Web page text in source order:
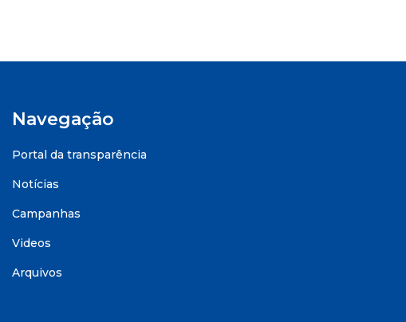
Navegação
Portal da transparência
Notícias
Campanhas
Videos
Arquivos